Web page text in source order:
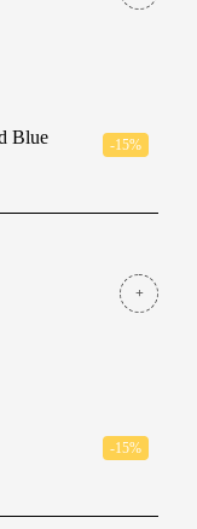
-15%
-15%